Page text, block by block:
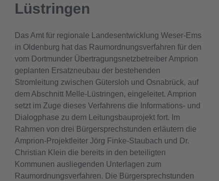
Lüstringen
Das Amt für regionale Landesentwicklung Weser-Ems
in Oldenburg hat das Raumordnungsverfahren für den
vom Dortmunder Übertragungsnetzbetreiber Amprion
geplanten Ersatzneubau der bestehenden
Stromleitung zwischen Gütersloh und Osnabrück, auf
dem Abschnitt Melle-Lüstringen, eingeleitet. Amprion
setzt im Zuge dieses Verfahrens die Informations- und
Dialogphase zu dem Leitungsbauprojekt fort. Im
Rahmen von drei Bürgersprechstunden erläutern die
Amprion-Projektleiter Jörg Finke-Staubach und Dr.
Christian Klein die bereits in den beteiligten
Kommunen ausliegenden Unterlagen zum
Raumordnungsverfahren. Die Bürgersprechstunden